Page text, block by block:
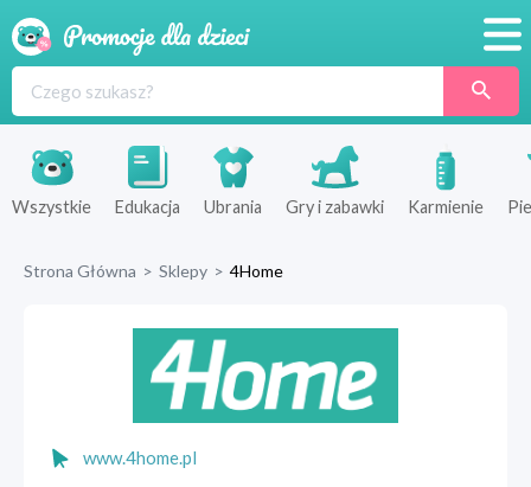
Produkty
Sklepy
Wszystkie Edukacja Ubrania Gry i zabawki Karmienie
Strona Główna > Sklepy > 4Home
www.4home.pl